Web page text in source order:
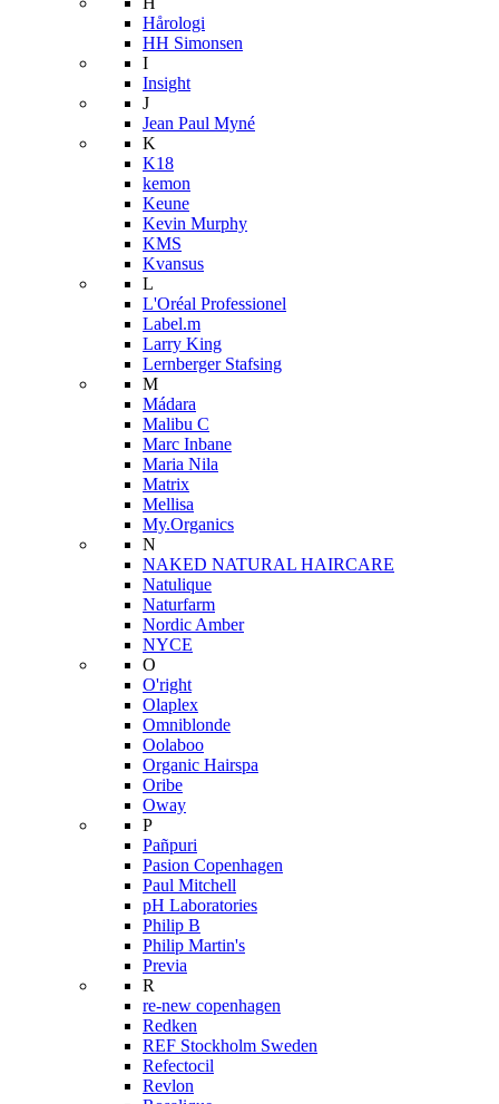
Hårologi
HH Simonsen
I
Insight
J
Jean Paul Myné
K
K18
kemon
Keune
Kevin Murphy
KMS
Kvansus
L
L'Oréal Professionel
Label.m
Larry King
Lernberger Stafsing
M
Mádara
Malibu C
Marc Inbane
Maria Nila
Matrix
Mellisa
My.Organics
N
NAKED NATURAL HAIRCARE
Natulique
Naturfarm
Nordic Amber
NYCE
O
O'right
Olaplex
Omniblonde
Oolaboo
Organic Hairspa
Oribe
Oway
P
Pañpuri
Pasion Copenhagen
Paul Mitchell
pH Laboratories
Philip B
Philip Martin's
Previa
R
re-new copenhagen
Redken
REF Stockholm Sweden
Refectocil
Revlon